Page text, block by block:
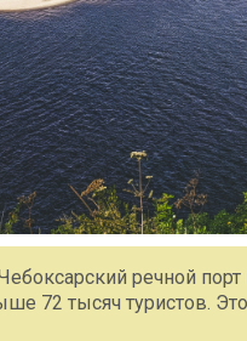
речной
72 тысяч туристов.